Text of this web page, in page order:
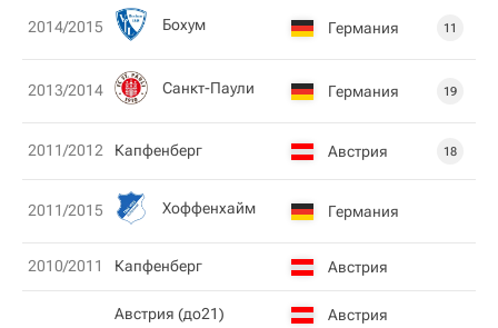
2014/2015 Бохум Германия 11
2013/2014 Санкт-Паули Германия 19
2011/2012 Капфенберг Австрия 18
2011/2015 Хоффенхайм Германия
2010/2011 Капфенберг Австрия
Австрия (до21) Австрия